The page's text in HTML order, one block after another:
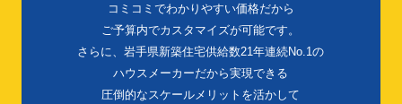
コミコミでわかりやすい価格だから
ご予算内でカスタマイズが可能です。
さらに、岩手県新築住宅供給数21年連続No.1の
ハウスメーカーだから実現できる
圧倒的なスケールメリットを活かして